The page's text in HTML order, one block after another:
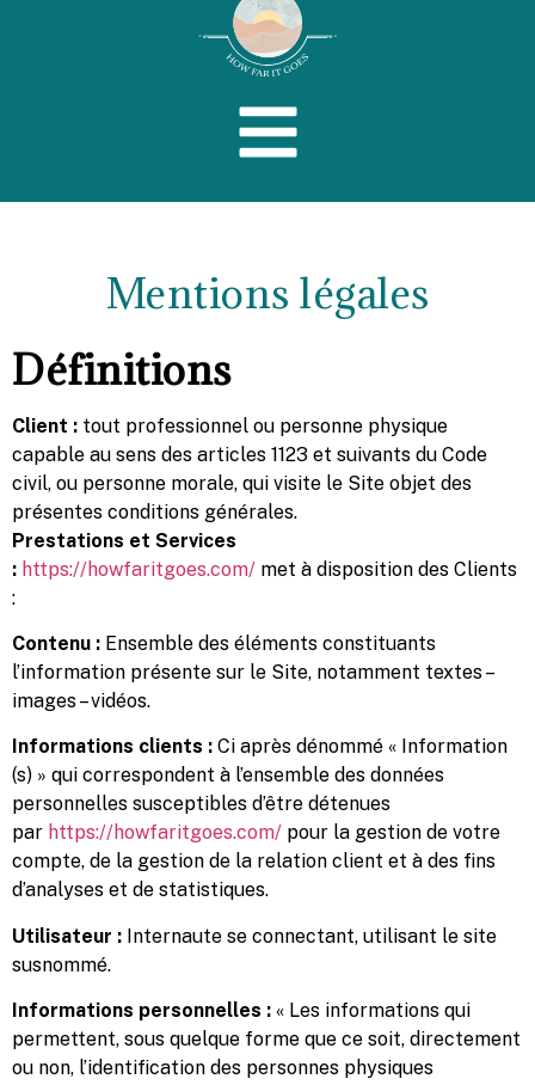
Mentions légales
Définitions
Client : tout professionnel ou personne physique
capable au sens des articles 1123 et suivants du Code
civil, ou personne morale, qui visite le Site objet des
présentes conditions générales.
Prestations et Services
: https://howfaritgoes.com/ met à disposition des Clients
:
Contenu : Ensemble des éléments constituants
l’information présente sur le Site, notamment textes –
images – vidéos.
Informations clients : Ci après dénommé « Information
(s) » qui correspondent à l’ensemble des données
personnelles susceptibles d’être détenues
par https://howfaritgoes.com/ pour la gestion de votre
compte, de la gestion de la relation client et à des fins
d’analyses et de statistiques.
Utilisateur : Internaute se connectant, utilisant le site
susnommé.
Informations personnelles : « Les informations qui
permettent, sous quelque forme que ce soit, directement
ou non, l’identification des personnes physiques